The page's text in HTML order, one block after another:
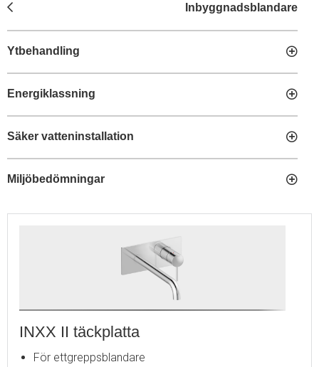
Inbyggnadsblandare
Ytbehandling
Energiklassning
Säker vatteninstallation
Miljöbedömningar
INXX II täckplatta
För ettgreppsblandare